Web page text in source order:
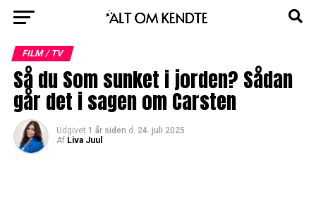
FILM / TV
Så du Som sunket i jorden? Sådan
går det i sagen om Carsten
Udgivet 1 år siden d. 24. juli 2025
Af Liva Juul